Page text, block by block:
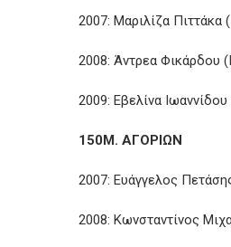
2007: Μαριλίζα
2008: Άντρεα
2009: Εβελίνα
150Μ. ΑΓΟΡΙΩΝ
2007: Ευάγγελος
2008: